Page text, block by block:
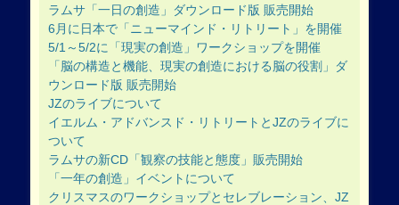
ラムサ「一日の創造」ダウンロード版 販売開始
6月に日本で「ニューマインド・リトリート」を開催
5/1～5/2に「現実の創造」ワークショップを開催
「脳の構造と機能、現実の創造における脳の役割」ダ
ウンロード版 販売開始
JZのライブについて
イエルム・アドバンスド・リトリートとJZのライブに
ついて
ラムサの新CD「観察の技能と態度」販売開始
「一年の創造」イベントについて
クリスマスのワークショップとセレブレーション、JZ